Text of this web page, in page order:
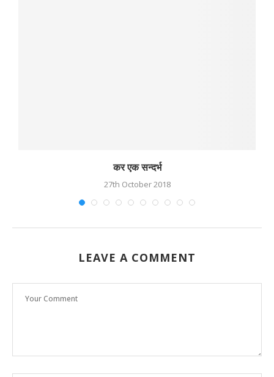
कर एक सन्दर्भ
27th October 2018
LEAVE A COMMENT